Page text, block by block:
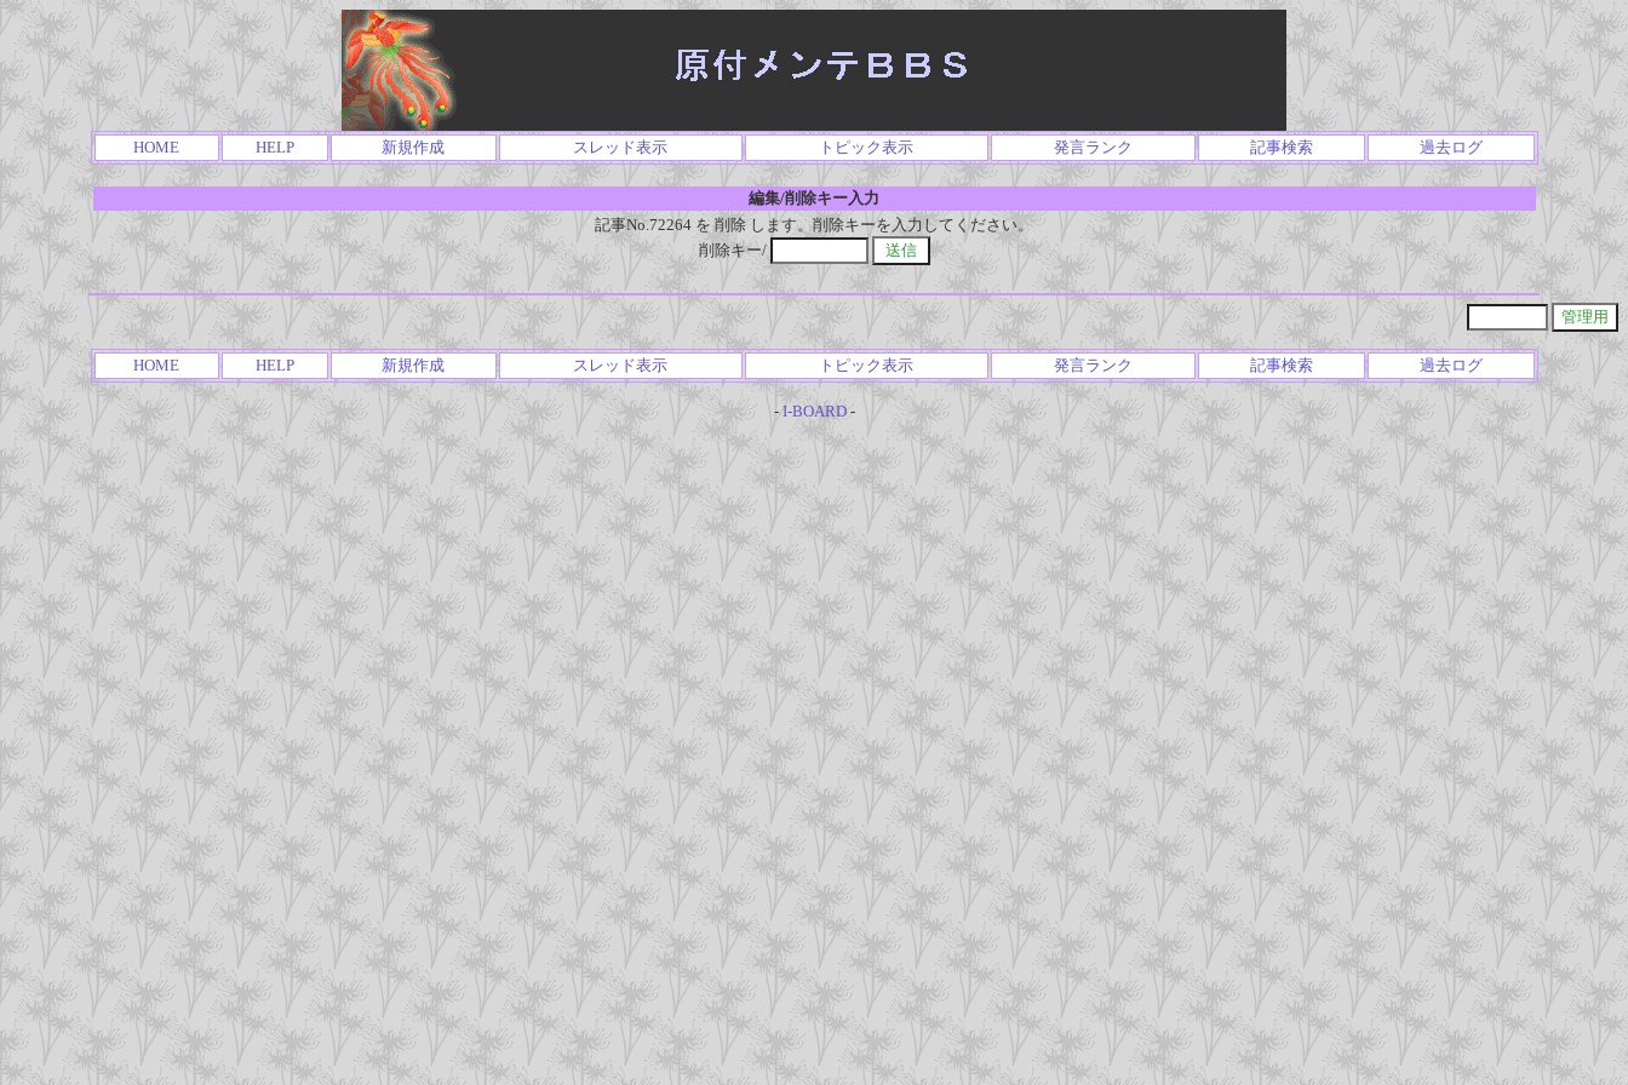
HOME HELP 新規作成 スレッド表示 トピック表示 発言ランク 記事検索 過去ログ
編集/削除キー入力
記事No.72264 を 削除 します。削除キーを入力してください。
削除キー/
HOME HELP 新規作成 スレッド表示 トピック表示 発言ランク 記事検索 過去ログ
- I-BOARD-